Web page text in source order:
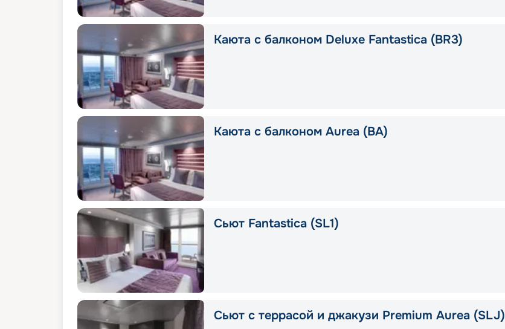
Каюта с балконом Deluxe Fantastica (BR3)
Каюта с балконом Aurea (BA)
Сьют Fantastica (SL1)
Сьют с террасой и джакузи Premium Aurea (SLJ)